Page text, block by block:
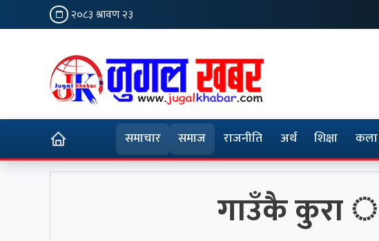
२०८३ श्रावण २३
समाचार समाज राजनीति अर्थ शिक्षा कला
गाउँकै कुरा ः